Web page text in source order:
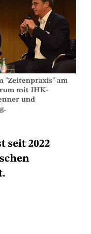
"Zeitenpraxis" am
mit IHK-
und
seit 2022